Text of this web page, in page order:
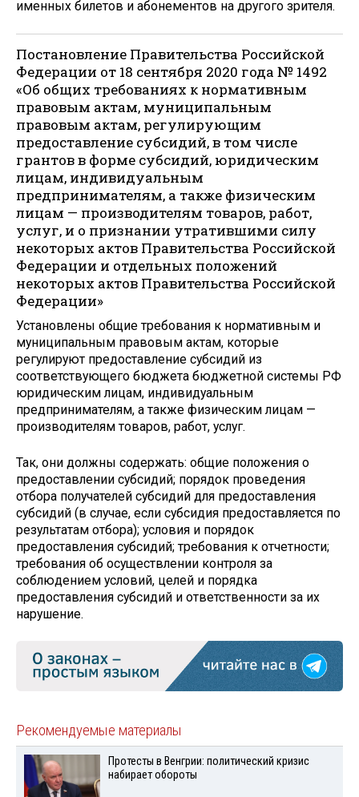
именных билетов и абонементов на другого зрителя.
Постановление Правительства Российской
Федерации от 18 сентября 2020 года № 1492
«Об общих требованиях к нормативным
правовым актам, муниципальным
правовым актам, регулирующим
предоставление субсидий, в том числе
грантов в форме субсидий, юридическим
лицам, индивидуальным
предпринимателям, а также физическим
лицам — производителям товаров, работ,
услуг, и о признании утратившими силу
некоторых актов Правительства Российской
Федерации и отдельных положений
некоторых актов Правительства Российской
Федерации»
Установлены общие требования к нормативным и
муниципальным правовым актам, которые
регулируют предоставление субсидий из
соответствующего бюджета бюджетной системы РФ
юридическим лицам, индивидуальным
предпринимателям, а также физическим лицам —
производителям товаров, работ, услуг.
Так, они должны содержать: общие положения о
предоставлении субсидий; порядок проведения
отбора получателей субсидий для предоставления
субсидий (в случае, если субсидия предоставляется по
результатам отбора); условия и порядок
предоставления субсидий; требования к отчетности;
требования об осуществлении контроля за
соблюдением условий, целей и порядка
предоставления субсидий и ответственности за их
нарушение.
Рекомендуемые материалы
Протесты в Венгрии: политический кризис
набирает обороты